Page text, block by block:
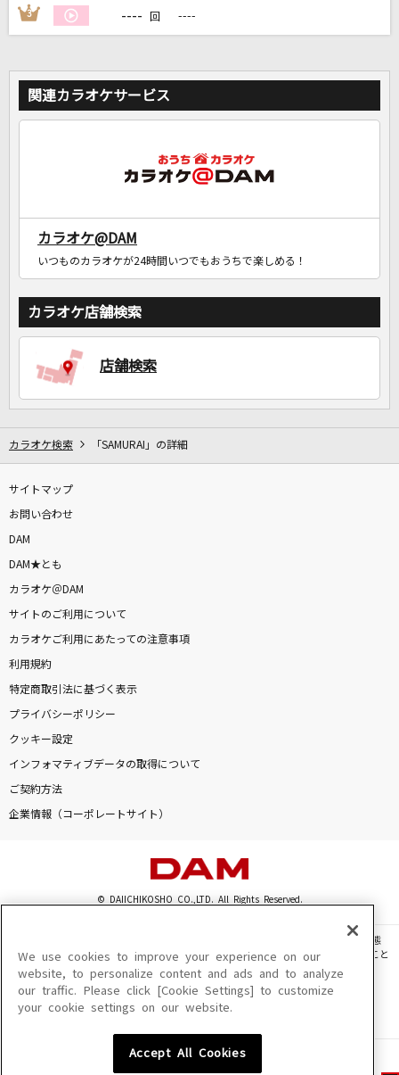
家族や友達と一緒に！練習にも！
3 ---- 回 ----
関連カラオケサービス
カラオケ@DAM
いつものカラオケが24時間いつでもおうちで楽しめる！
カラオケ店舗検索
店舗検索
カラオケ検索 「SAMURAI」の詳細
サイトマップ
お問い合わせ
DAM
DAM★とも
カラオケ＠DAM
サイトのご利用について
カラオケご利用にあたっての注意事項
利用規約
特定商取引法に基づく表示
プライバシーポリシー
クッキー設定
インフォマティブデータの取得について
ご契約方法
企業情報（コーポレートサイト）
© DAIICHIKOSHO CO.,LTD. All Rights Reserved.
このサイトに掲載されている一切の文章・画像・写真・動画・音声等を、手段や形態
を問わず、著作権法の定める範囲を超えて無断で複製、転載、ファイル化などすること
を禁じます。
楽曲及びコンテンツは、機種によりご利用いただけない場合があります。
楽曲及びコンテンツの配信日、配信内容が変更になる場合があります。
We use cookies to improve your experience on our
website, to personalize content and ads and to analyze
our traffic. Please click [Cookie Settings] to customize
your cookie settings on our website.
Accept All Cookies